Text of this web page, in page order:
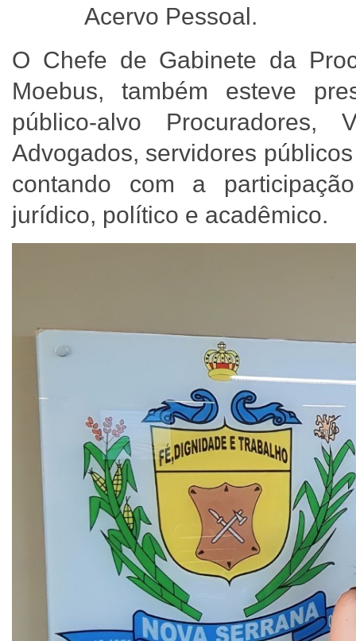
Acervo Pessoal.
O Chefe de Gabinete da
Moebus, também esteve
público-alvo Procuradores,
Advogados, servidores
contando com a
jurídico, político e acadêmico.